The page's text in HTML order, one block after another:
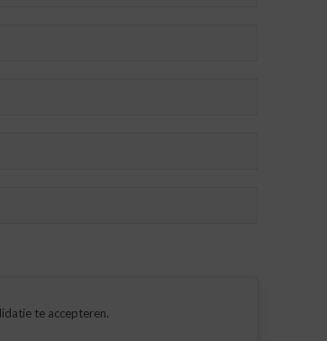
te accepteren.